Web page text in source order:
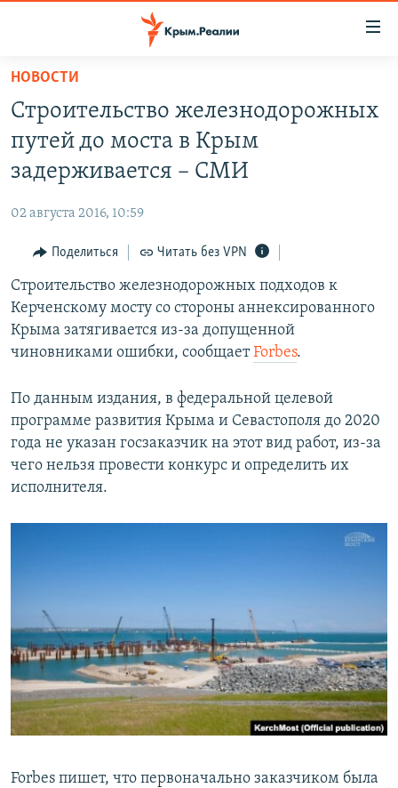
Вернуться
основному
содержанию
Вернутся
главной
навигации
Вернутся
поиску
СПЕЦПРОЕКТЫ
11 ЛЕТ ОККУПАЦИИ КРЫМА. 11 ИСТОРИЙ СОПРОТИВЛЕНИЯ
ВОДА
ЕЩЕ
ИНТЕРАКТИВ
ИНФОГРАФИКА
ТЕЛЕПРОЕКТ КРЫМ.РЕАЛИИ
СОВЕТЫ ПРАВОЗАЩИТНИКОВ
ПОБЕДИТЕЛЕЙ НЕ СУДЯТ?
КРЫМ.НЕПОКОРЕННЫЙ
РАДІО СВОБОДА
КАК ОБОЙТИ БЛОКИРОВКУ
Українською
НОВОСТИ
Строительство железнодорожных
путей до моста в Крым
задерживается – СМИ
02 августа 2016, 10:59
Поделиться Читать без VPN
Строительство железнодорожных подходов к
Керченскому мосту со стороны аннексированного
Крыма затягивается из-за допущенной
чиновниками ошибки, сообщаетForbes.
По данным издания, в федеральной целевой
программе развития Крыма и Севастополя до 2020
года не указан госзаказчик на этот вид работ, из-за
чего нельзя провести конкурс и определить их
исполнителя.
Forbes пишет, что первоначально заказчиком была